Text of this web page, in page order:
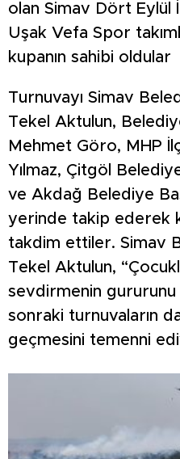
olan Simav Dört Eylül
Uşak Vefa Spor
kupanın sahibi oldular
Turnuvayı Simav
Tekel Aktulun,
Mehmet Göro, MHP
Yılmaz, Çitgöl
ve Akdağ Belediye
yerinde takip ederek
takdim ettiler. Simav
Tekel Aktulun,
sevdirmenin
sonraki turnuvaların
geçmesini temenni